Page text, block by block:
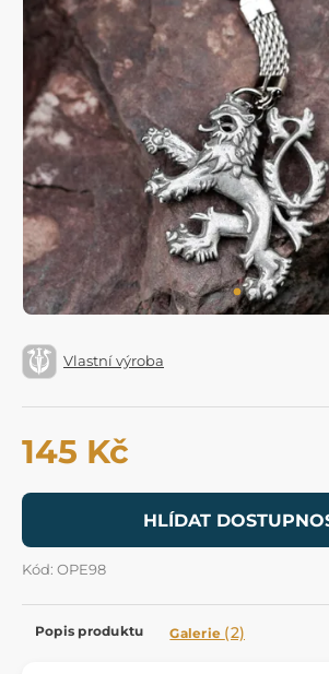
Vlastní výroba
145 Kč
HLÍDAT
Kód: OPE98
Popis produktu Galerie (2)